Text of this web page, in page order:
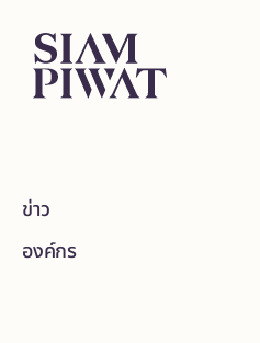
ข่าว
องค์กร